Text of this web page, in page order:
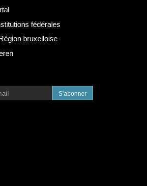
fédérales
bruxelloise
S’abonner